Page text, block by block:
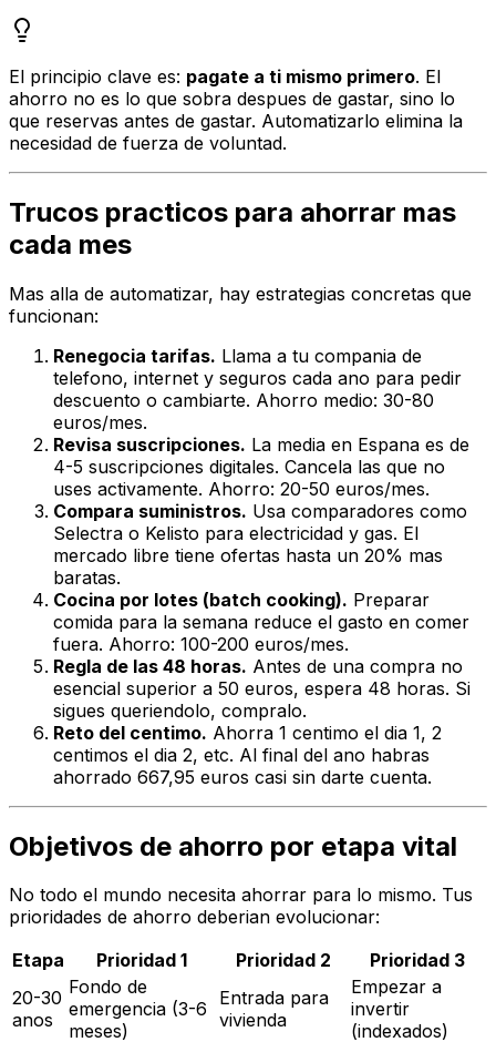
El principio clave es: pagate a ti mismo primero. El
ahorro no es lo que sobra despues de gastar, sino lo
que reservas antes de gastar. Automatizarlo elimina la
necesidad de fuerza de voluntad.
Trucos practicos para ahorrar mas
cada mes
Mas alla de automatizar, hay estrategias concretas que
funcionan:
Renegocia tarifas. Llama a tu compania de
telefono, internet y seguros cada ano para pedir
descuento o cambiarte. Ahorro medio: 30-80
euros/mes.
Revisa suscripciones. La media en Espana es de
4-5 suscripciones digitales. Cancela las que no
uses activamente. Ahorro: 20-50 euros/mes.
Compara suministros. Usa comparadores como
Selectra o Kelisto para electricidad y gas. El
mercado libre tiene ofertas hasta un 20% mas
baratas.
Cocina por lotes (batch cooking). Preparar
comida para la semana reduce el gasto en comer
fuera. Ahorro: 100-200 euros/mes.
Regla de las 48 horas. Antes de una compra no
esencial superior a 50 euros, espera 48 horas. Si
sigues queriendolo, compralo.
Reto del centimo. Ahorra 1 centimo el dia 1, 2
centimos el dia 2, etc. Al final del ano habras
ahorrado 667,95 euros casi sin darte cuenta.
Objetivos de ahorro por etapa vital
No todo el mundo necesita ahorrar para lo mismo. Tus
prioridades de ahorro deberian evolucionar:
Etapa
Prioridad 1 Prioridad 2
Prioridad 3
20-30
anos
Fondo de
emergencia (3-6
meses)
Entrada para
vivienda
Empezar a
invertir
(indexados)